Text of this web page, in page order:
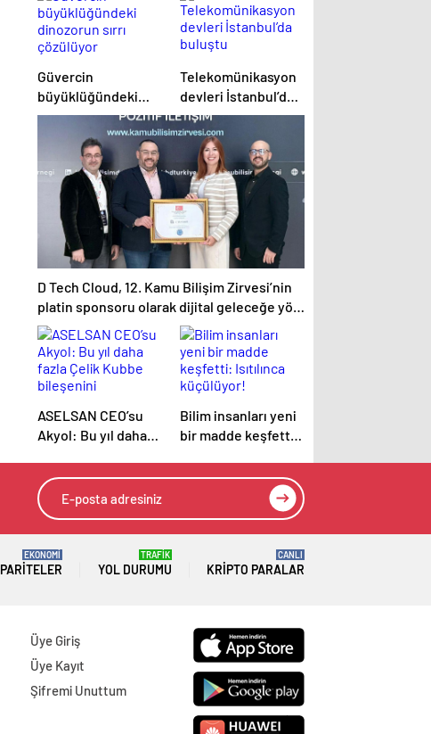
Güvercin
büyüklüğündeki
dinozorun sırrı
çözülüyor
Telekomünikasyon
devleri İstanbul’da
buluştu
D Tech Cloud, 12. Kamu Bilişim Zirvesi’nin
platin sponsoru olarak dijital geleceğe yön
verdi
ASELSAN CEO’su
Akyol: Bu yıl daha
bileşenini
envantere
vereceğiz
Bilim insanları yeni
bir madde keşfetti:
PARITELER
EKONOMİ
YOL DURUMU
TRAFİK
KRIPTO PARALAR
CANLI
Üye Giriş
Üye Kayıt
Şifremi Unuttum